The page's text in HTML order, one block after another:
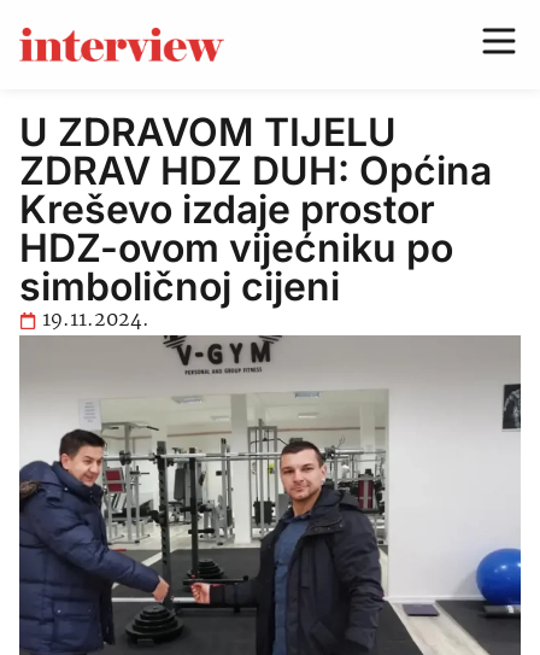
U ZDRAVOM TIJELU
ZDRAV HDZ DUH: Općina
Kreševo izdaje prostor
HDZ-ovom vijećniku po
simboličnoj cijeni
19.11.2024.